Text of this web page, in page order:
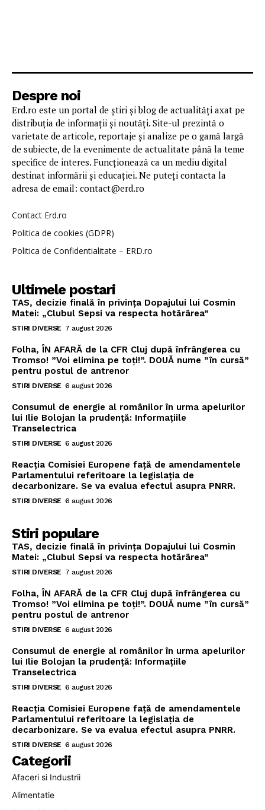
Despre noi
Erd.ro este un portal de știri și blog de actualități axat pe
distribuția de informații și noutăți. Site-ul prezintă o
varietate de articole, reportaje și analize pe o gamă largă
de subiecte, de la evenimente de actualitate până la teme
specifice de interes. Funcționează ca un mediu digital
destinat informării și educației. Ne puteți contacta la
adresa de email: contact@erd.ro
Contact Erd.ro
Politica de cookies (GDPR)
Politica de Confidentialitate – ERD.ro
Ultimele postari
TAS, decizie finală în privința Dopajului lui Cosmin
Matei: „Clubul Sepsi va respecta hotărârea”
STIRI DIVERSE 7 august 2026
Folha, ÎN AFARĂ de la CFR Cluj după înfrângerea cu
Tromso! ”Voi elimina pe toți!”. DOUĂ nume ”în cursă”
pentru postul de antrenor
STIRI DIVERSE 6 august 2026
Consumul de energie al românilor în urma apelurilor
lui Ilie Bolojan la prudență: Informațiile
Transelectrica
STIRI DIVERSE 6 august 2026
Reacția Comisiei Europene față de amendamentele
Parlamentului referitoare la legislația de
decarbonizare. Se va evalua efectul asupra PNRR.
STIRI DIVERSE 6 august 2026
Stiri populare
TAS, decizie finală în privința Dopajului lui Cosmin
Matei: „Clubul Sepsi va respecta hotărârea”
STIRI DIVERSE 7 august 2026
Folha, ÎN AFARĂ de la CFR Cluj după înfrângerea cu
Tromso! ”Voi elimina pe toți!”. DOUĂ nume ”în cursă”
pentru postul de antrenor
STIRI DIVERSE 6 august 2026
Consumul de energie al românilor în urma apelurilor
lui Ilie Bolojan la prudență: Informațiile
Transelectrica
STIRI DIVERSE 6 august 2026
Reacția Comisiei Europene față de amendamentele
Parlamentului referitoare la legislația de
decarbonizare. Se va evalua efectul asupra PNRR.
STIRI DIVERSE 6 august 2026
Categorii
Afaceri si Industrii
Alimentatie